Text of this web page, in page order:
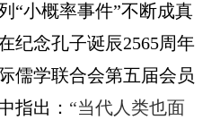
“小概率事件”不断成真
纪念孔子诞辰2565周年
儒学联合会第五届会员
指出： “当代人类也面